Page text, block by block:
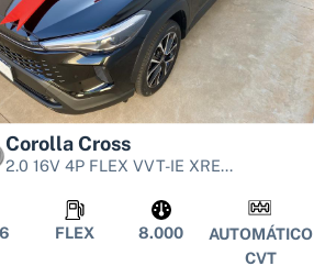
Corolla Cross
2.0 16V 4P FLEX VVT-IE XRE...
FLEX 8.000
AUTOMÁTICO
CVT